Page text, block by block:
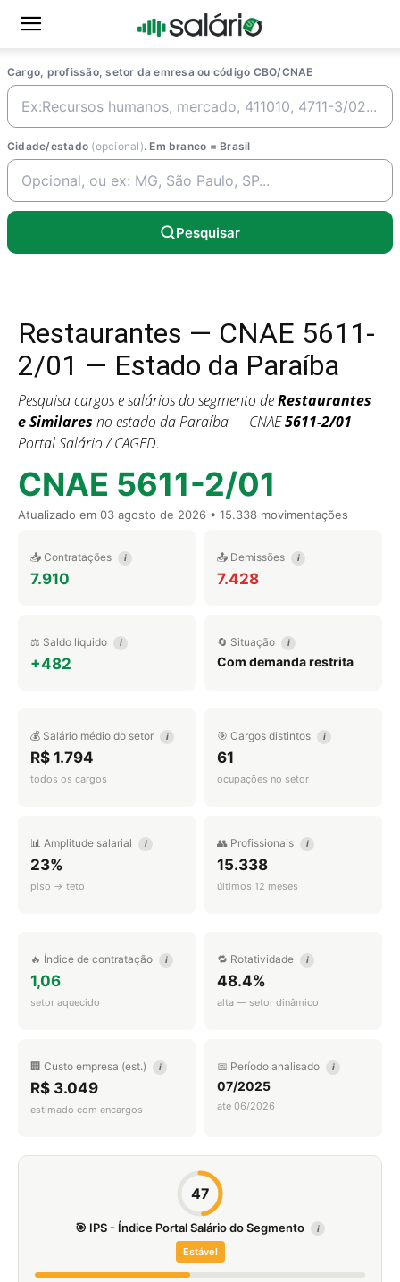
Cargo, profissão, setor da emresa ou código CBO/CNAE
Cidade/estado (opcional). Em branco = Brasil
Pesquisar
Restaurantes — CNAE 5611-
2/01 — Estado da Paraíba
Pesquisa cargos e salários do segmento deRestaurantes
e Similares no estado da Paraíba — CNAE5611-2/01 —
Portal Salário / CAGED.
CNAE 5611-2/01
Atualizado em 03 agosto de 2026 • 15.338 movimentações
📥 Contratações i
7.910
📤 Demissões i
7.428
⚖️ Saldo líquido i
+482
🔄 Situação i
Com demanda restrita
💰 Salário médio do setor i
R$ 1.794
todos os cargos
🎯 Cargos distintos i
61
ocupações no setor
📊 Amplitude salarial i
23%
piso → teto
👥 Profissionais i
15.338
últimos 12 meses
🔥 Índice de contratação i
1,06
setor aquecido
🔁 Rotatividade i
48.4%
alta — setor dinâmico
🏢 Custo empresa (est.) i
R$ 3.049
estimado com encargos
📅 Período analisado i
07/2025
até 06/2026
47
🎯 IPS - Índice Portal Salário do Segmento i
Estável